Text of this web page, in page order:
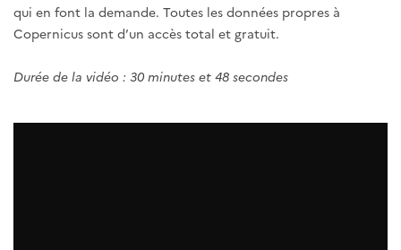
qui en font la demande. Toutes les données propres à
Copernicus sont d’un accès total et gratuit.
Durée de la vidéo : 30 minutes et 48 secondes